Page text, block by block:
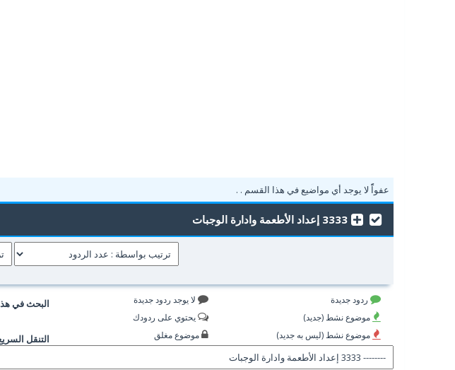
عفواًً لا يوجد أي مواضيع في هذا القسم . .
3333 إعداد الأطعمة وادارة الوجبات
ردود جديدة
موضوع نشط (جديد)
موضوع نشط (ليس به جديد)
لا يوجد ردود جديدة
يحتوي على ردودك
موضوع مغلق
البحث في
التنقل